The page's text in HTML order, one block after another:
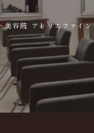
美容院 アトリエファイン